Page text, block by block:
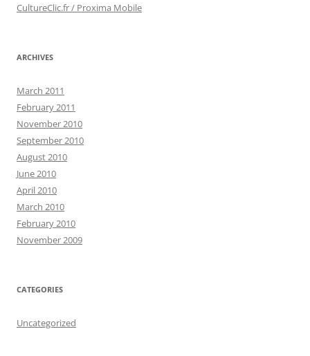
CultureClic.fr / Proxima Mobile
ARCHIVES
March 2011
February 2011
November 2010
September 2010
August 2010
June 2010
April 2010
March 2010
February 2010
November 2009
CATEGORIES
Uncategorized